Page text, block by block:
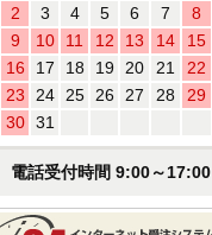
2
3 4 5 6 7
8
9
10 11 12 13 14
15
16
17 18 19 20 21
22
23
24 25 26 27 28
29
30 31
電話受付時間 9:00～17:00